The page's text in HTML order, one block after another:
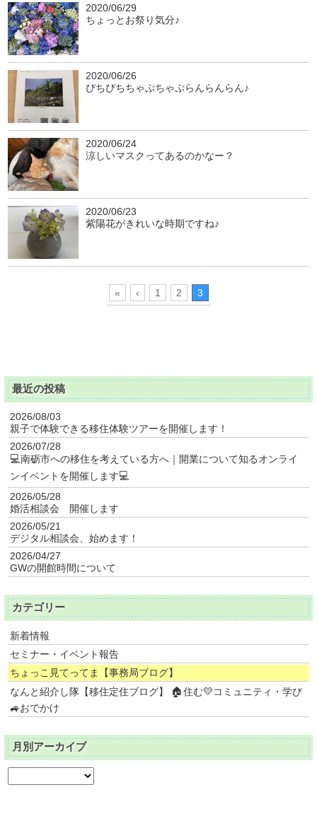
2020/06/29
ちょっとお祭り気分♪
2020/06/26
ぴちぴちちゃぷちゃぷらんらんらん♪
2020/06/24
涼しいマスクってあるのかなー？
2020/06/23
紫陽花がきれいな時期ですね♪
« ‹ 1 2 3
最近の投稿
2026/08/03
親子で体験できる移住体験ツアーを開催します！
2026/07/28
💻南砺市への移住を考えている方へ｜開業について知るオンライ
ンイベントを開催します💻
2026/05/28
婚活相談会 開催します
2026/05/21
デジタル相談会、始めます！
2026/04/27
GWの開館時間について
カテゴリー
新着情報
セミナー・イベント報告
ちょっこ見てってま【事務局ブログ】
なんと紹介し隊【移住定住ブログ】 🏠住む💛コミュニティ・学び
🚙おでかけ
月別アーカイブ